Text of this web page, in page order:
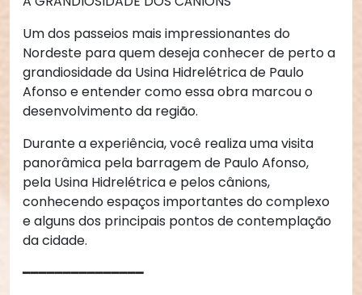
Um dos passeios mais impressionantes do
Nordeste para quem deseja conhecer de perto a
grandiosidade da Usina Hidrelétrica de Paulo
Afonso e entender como essa obra marcou o
desenvolvimento da região.
Durante a experiência, você realiza uma visita
panorâmica pela barragem de Paulo Afonso,
pela Usina Hidrelétrica e pelos cânions,
conhecendo espaços importantes do complexo
e alguns dos principais pontos de contemplação
da cidade.
━━━━━━━━━━━━━━━